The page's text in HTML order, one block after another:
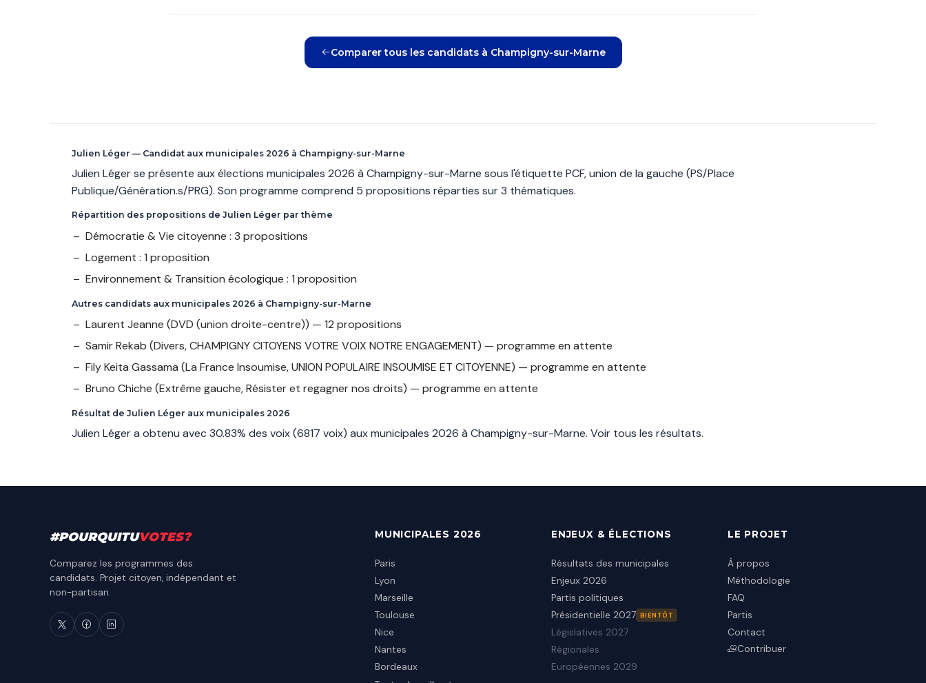
Comparer tous les candidats à Champigny-sur-Marne
Julien Léger — Candidat aux municipales 2026 à Champigny-sur-Marne
Julien Léger se présente aux élections municipales 2026 à Champigny-sur-Marne sous l'étiquette PCF, union de la gauche (PS/Place
Publique/Génération.s/PRG). Son programme comprend 5 propositions réparties sur 3 thématiques.
Répartition des propositions de Julien Léger par thème
Démocratie & Vie citoyenne : 3 propositions
Logement : 1 proposition
Environnement & Transition écologique : 1 proposition
Autres candidats aux municipales 2026 à Champigny-sur-Marne
Laurent Jeanne (DVD (union droite-centre)) — 12 propositions
Samir Rekab (Divers, CHAMPIGNY CITOYENS VOTRE VOIX NOTRE ENGAGEMENT) — programme en attente
Fily Keita Gassama (La France Insoumise, UNION POPULAIRE INSOUMISE ET CITOYENNE) — programme en attente
Bruno Chiche (Extrême gauche, Résister et regagner nos droits) — programme en attente
Résultat de Julien Léger aux municipales 2026
Julien Léger a obtenu avec 30.83% des voix (6817 voix) aux municipales 2026 à Champigny-sur-Marne. Voir tous les résultats.
#POURQUITUVOTES?
Comparez les programmes des
candidats. Projet citoyen, indépendant et
non-partisan.
MUNICIPALES 2026
Paris
Lyon
Marseille
Toulouse
Nice
Nantes
Bordeaux
ENJEUX & ÉLECTIONS
Résultats des municipales
Enjeux 2026
Partis politiques
Présidentielle 2027 BIENTÔT
Législatives 2027
Régionales
Européennes 2029
LE PROJET
À propos
Méthodologie
FAQ
Partis
Contact
Contribuer